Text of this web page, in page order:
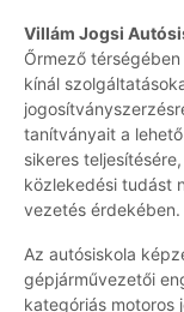
Villám Jogsi
Őrmező
kínál
tanítványait a
sikeres
közlekedési tudást
vezetés érdekében.
Az autósiskola
gépjárművezetői
kategóriás motoros